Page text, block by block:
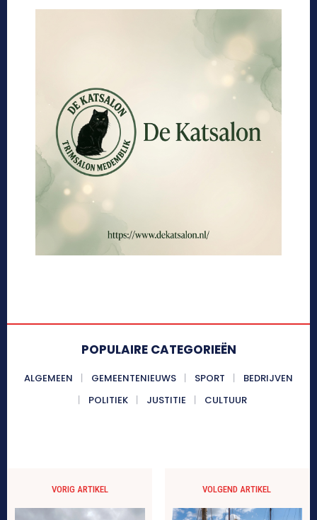
POPULAIRE CATEGORIEËN
ALGEMEEN GEMEENTENIEUWS SPORT
BEDRIJVEN
POLITIEK
JUSTITIE CULTUUR
VORIG ARTIKEL VOLGEND ARTIKEL